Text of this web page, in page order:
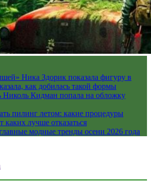
Ника Здорик показала фигуру в
как добилась такой формы
Николь Кидман попала на обложку
пилинг летом: какие процедуры
каких лучше отказаться
модные тренды осени 2026 года